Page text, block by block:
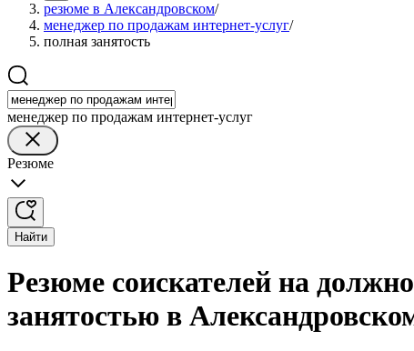
резюме в Александровском/
менеджер по продажам интернет-услуг/
полная занятость
менеджер по продажам интернет-услуг
Резюме
Найти
Резюме соискателей на
занятостью в